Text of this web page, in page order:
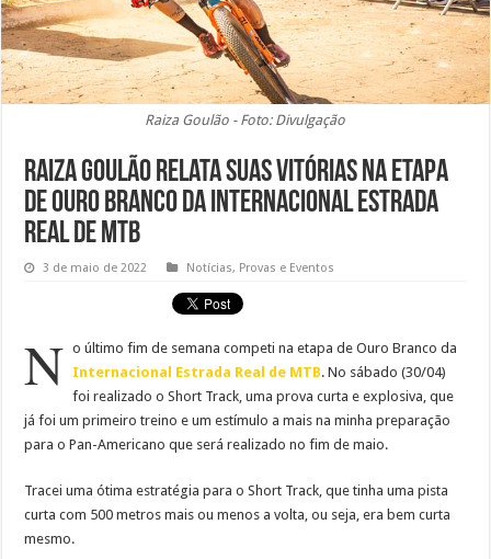
Raiza Goulão - Foto: Divulgação
Raiza Goulão relata suas vitórias na etapa
de Ouro Branco da Internacional Estrada
Real de MTB
3 de maio de 2022 Notícias, Provas e Eventos
N o último fim de semana competi na etapa de Ouro Branco da
Internacional Estrada Real de MTB. No sábado (30/04)
foi realizado o Short Track, uma prova curta e explosiva, que
já foi um primeiro treino e um estímulo a mais na minha preparação
para o Pan-Americano que será realizado no fim de maio.
Tracei uma ótima estratégia para o Short Track, que tinha uma pista
curta com 500 metros mais ou menos a volta, ou seja, era bem curta
mesmo.